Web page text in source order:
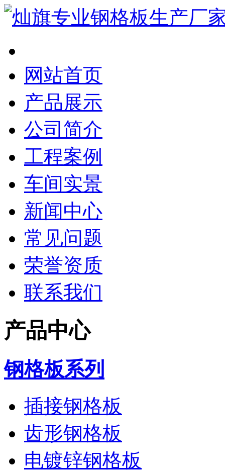
网站首页
产品展示
公司简介
工程案例
车间实景
新闻中心
常见问题
荣誉资质
联系我们
产品中心
钢格板系列
插接钢格板
齿形钢格板
电镀锌钢格板